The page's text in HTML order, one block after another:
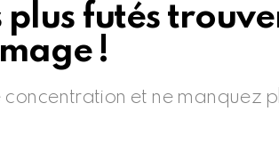
plus futés
!
et ne manquez